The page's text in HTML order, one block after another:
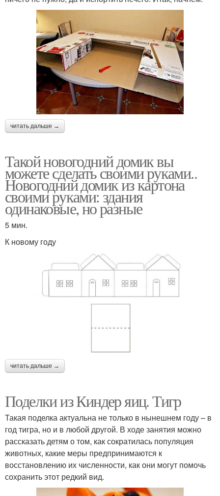
читать дальше →
Такой новогодний домик вы
можете сделать своими руками..
Новогодний домик из картона
своими руками: здания
одинаковые, но разные
5 мин.
К новому году
читать дальше →
Поделки из Киндер яиц. Тигр
Такая поделка актуальна не только в нынешнем году – в
год тигра, но и в любой другой. В ходе занятия можно
рассказать детям о том, как сократилась популяция
животных, какие меры предпринимаются к
восстановлению их численности, как они могут помочь
сохранить этот редкий вид.